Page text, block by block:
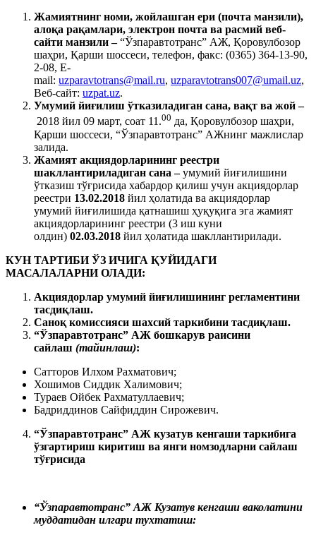
Жамиятнинг номи, жойлашган ери (почта манзили),
алоқа рақамлари, электрон почта ва расмий веб-
сайти манзили –“Ўзпаравтотранс” АЖ, Қоровулбозор
шаҳри, Қарши шоссеси, телефон, факс: (0365) 364-13-90,
2-08, E-
mail: uzparavtotrans@mail.ru, uzparavtotrans007@umail.uz,
Веб-сайт: uzpat.uz.
Умумий йиғилиш ўтказиладиган сана, вақт ва жой –
2018 йил 09 март, соат 11.00 да, Қоровулбозор шаҳри,
Қарши шоссеси, “Ўзпаравтотранс” АЖнинг мажлислар
залида.
Жамият акциядорларининг реестри
шакллантириладиган сана –умумий йиғилишини
ўтказиш тўғрисида хабардор қилиш учун акциядорлар
реестри 13.02.2018 йил ҳолатида ва акциядорлар
умумий йиғилишида қатнашиш ҳуқуқига эга жамият
акциядорларининг реестри (3 иш куни
олдин) 02.03.2018 йил ҳолатида шакллантирилади.
КУН ТАРТИБИ ЎЗ ИЧИГА ҚУЙИДАГИ
МАСАЛАЛАРНИ ОЛАДИ:
Акциядорлар умумий йиғилишининг регламентини
тасдиқлаш.
Саноқ комиссияси шахсий таркибини тасдиқлаш.
“Ўзпаравтотранс” АЖ бошкарув раисини
сайлаш (тайинлаш):
Сатторов Илхом Рахматович;
Хошимов Сиддик Халимович;
Тураев Ойбек Рахматуллаевич;
Бадриддинов Сайфиддин Сирожевич.
“Ўзпаравтотранс” АЖ кузатув кенгаши таркибига
ўзгартириш киритиш ва янги номзодларни сайлаш
тўғрисида
“Ўзпаравтотранс” АЖ Кузатув кенгаши ваколатини
муддатидан илгари тухтатиш: